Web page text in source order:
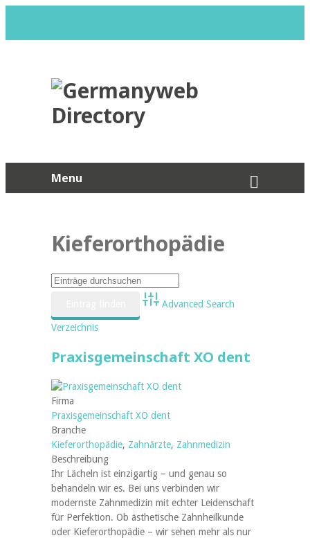
Menu
Kieferorthopädie
Advanced Search
Verzeichnis
Praxisgemeinschaft XO dent
Firma
Praxisgemeinschaft XO dent
Branche
Kieferorthopädie, Zahnärzte, Zahnmedizin
Beschreibung
Ihr Lächeln ist einzigartig – und genau so
behandeln wir es. Bei uns verbinden wir
modernste Zahnmedizin mit echter Leidenschaft
für Perfektion. Ob ästhetische Zahnheilkunde
oder Kieferorthopädie – wir sehen mehr als nur